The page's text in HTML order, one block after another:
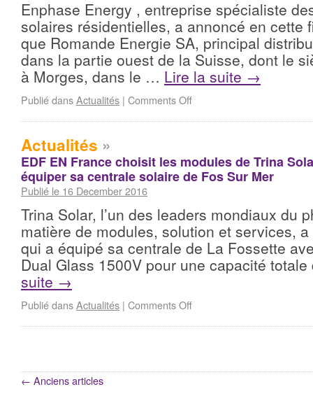
Enphase Energy , entreprise spécialiste
solaires résidentielles, a annoncé en cette
que Romande Energie SA, principal
dans la partie ouest de la Suisse, dont le
à Morges, dans le … Lire la suite →
Publié dansActualités | Comments Off
Actualités »
EDF EN France choisit les modules de Trina
équiper sa centrale solaire de Fos Sur Mer
Publié le 16 December 2016
Trina Solar, l’un des leaders mondiaux du
matière de modules, solution et services,
qui a équipé sa centrale de La Fossette
Dual Glass 1500V pour une capacité
suite →
Publié dansActualités | Comments Off
← Anciens articles